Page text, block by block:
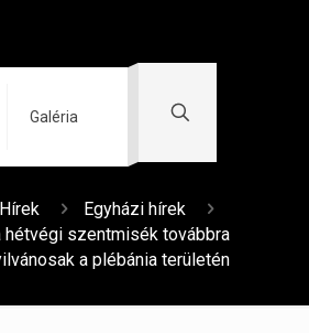
Galéria
Hírek
Egyházi hírek
szentmisék továbbra
a plébánia területén